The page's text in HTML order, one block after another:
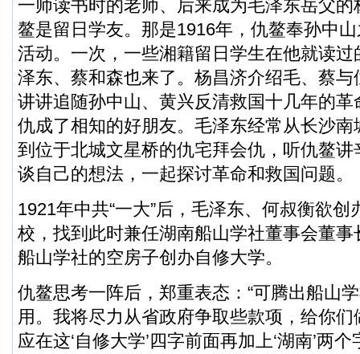
一师读书时的老师、后来成为毛泽东岳父
鳌是留日学友。那是1916年，仇鳌奉孙中
活动。一次，一些湘籍留日学生在他就读
泽东、蔡和森也来了。杨昌济介绍毛、蔡
讲讲追随孙中山、黄兴反清救国十几年的
仇成了相知的好朋友。毛泽东经常从长沙
到位于北城文星桥的仇宅拜会仇，听仇鳌
谈自己的想法，一起探讨革命和救国问题。
1921年中共“一大”后，毛泽东、何叔衡欲
校，找到此时兼任湖南船山学社董事会董
船山学社的空房子创办自修大学。
仇鳌思考一阵后，郑重表态：“可腾出船山
用。我将尽力从省政府争取些款项，给你
应在这‘自修大学’四字前面再加上‘湖南’两